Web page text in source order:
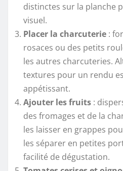
distinctes sur la planche
visuel.
Placer la charcuterie :
rosaces ou des petits
les autres charcuteries.
textures pour un rendu
appétissant.
Ajouter les fruits :
des fromages et de la
les laisser en grappes
les séparer en petites
facilité de dégustation.